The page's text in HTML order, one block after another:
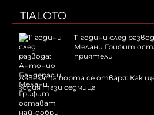
TIALOTO
11 години след
Мелани Грифит
приятели
Лъвската порта се отваря: Как
зодия тази седмица